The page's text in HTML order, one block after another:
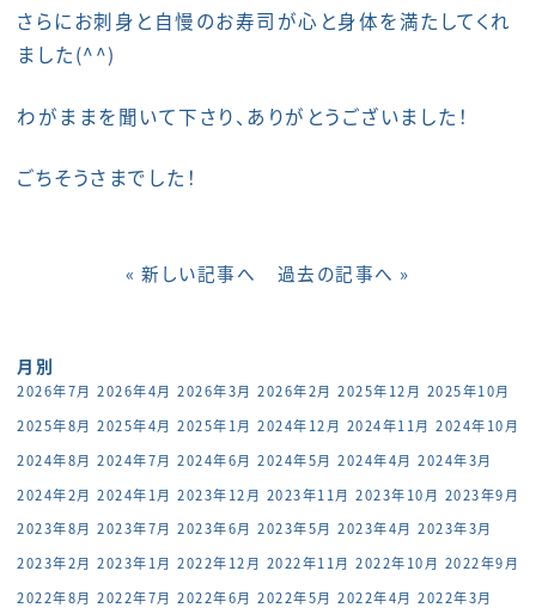
さらにお刺身と自慢のお寿司が心と身体を満たしてくれ
ました(^^)
わがままを聞いて下さり、ありがとうございました！
ごちそうさまでした！
« 新しい記事へ 過去の記事へ »
月別
2026年7月 2026年4月 2026年3月 2026年2月 2025年12月 2025年10月
2025年8月 2025年4月 2025年1月 2024年12月 2024年11月 2024年10月
2024年8月 2024年7月 2024年6月 2024年5月 2024年4月 2024年3月
2024年2月 2024年1月 2023年12月 2023年11月 2023年10月 2023年9月
2023年8月 2023年7月 2023年6月 2023年5月 2023年4月 2023年3月
2023年2月 2023年1月 2022年12月 2022年11月 2022年10月 2022年9月
2022年8月 2022年7月 2022年6月 2022年5月 2022年4月 2022年3月